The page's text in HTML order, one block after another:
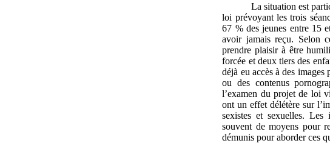
La situation est
loi prévoyant les trois
67 % des jeunes entre 15
avoir jamais reçu. Selon
prendre plaisir à être
forcée et deux tiers des
déjà eu accès à des
ou des contenus
l’examen du projet de loi
ont un effet délétère sur
sexistes et sexuelles. Les
souvent de moyens pour
démunis pour aborder ces